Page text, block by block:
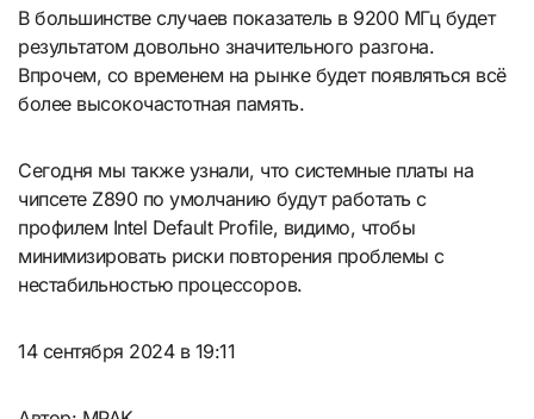
В большинстве случаев показатель в 9200 МГц будет
результатом довольно значительного разгона.
Впрочем, со временем на рынке будет появляться всё
более высокочастотная память.
Сегодня мы также узнали, что системные платы на
чипсете Z890 по умолчанию будут работать с
профилем Intel Default Profile, видимо, чтобы
минимизировать риски повторения проблемы с
нестабильностью процессоров.
14 сентября 2024 в 19:11